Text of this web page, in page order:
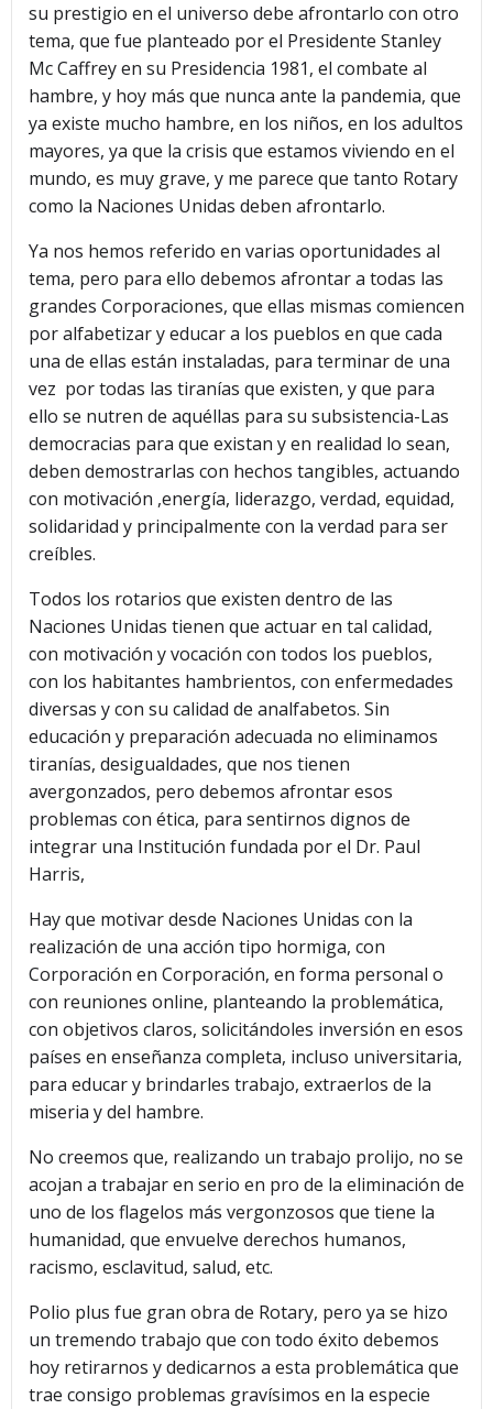
su prestigio en el universo debe afrontarlo con otro
tema, que fue planteado por el Presidente Stanley
Mc Caffrey en su Presidencia 1981, el combate al
hambre, y hoy más que nunca ante la pandemia, que
ya existe mucho hambre, en los niños, en los adultos
mayores, ya que la crisis que estamos viviendo en el
mundo, es muy grave, y me parece que tanto Rotary
como la Naciones Unidas deben afrontarlo.
Ya nos hemos referido en varias oportunidades al
tema, pero para ello debemos afrontar a todas las
grandes Corporaciones, que ellas mismas comiencen
por alfabetizar y educar a los pueblos en que cada
una de ellas están instaladas, para terminar de una
vez por todas las tiranías que existen, y que para
ello se nutren de aquéllas para su subsistencia-Las
democracias para que existan y en realidad lo sean,
deben demostrarlas con hechos tangibles, actuando
con motivación ,energía, liderazgo, verdad, equidad,
solidaridad y principalmente con la verdad para ser
creíbles.
Todos los rotarios que existen dentro de las
Naciones Unidas tienen que actuar en tal calidad,
con motivación y vocación con todos los pueblos,
con los habitantes hambrientos, con enfermedades
diversas y con su calidad de analfabetos. Sin
educación y preparación adecuada no eliminamos
tiranías, desigualdades, que nos tienen
avergonzados, pero debemos afrontar esos
problemas con ética, para sentirnos dignos de
integrar una Institución fundada por el Dr. Paul
Harris,
Hay que motivar desde Naciones Unidas con la
realización de una acción tipo hormiga, con
Corporación en Corporación, en forma personal o
con reuniones online, planteando la problemática,
con objetivos claros, solicitándoles inversión en esos
países en enseñanza completa, incluso universitaria,
para educar y brindarles trabajo, extraerlos de la
miseria y del hambre.
No creemos que, realizando un trabajo prolijo, no se
acojan a trabajar en serio en pro de la eliminación de
uno de los flagelos más vergonzosos que tiene la
humanidad, que envuelve derechos humanos,
racismo, esclavitud, salud, etc.
Polio plus fue gran obra de Rotary, pero ya se hizo
un tremendo trabajo que con todo éxito debemos
hoy retirarnos y dedicarnos a esta problemática que
trae consigo problemas gravísimos en la especie